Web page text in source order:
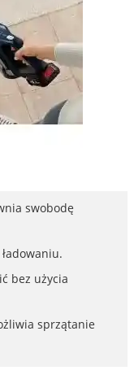
swobodę
bez użycia
sprzątanie